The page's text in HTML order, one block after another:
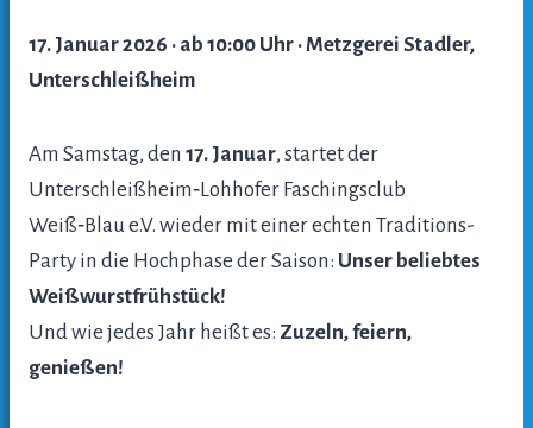
17. Januar 2026 · ab 10:00 Uhr · Metzgerei Stadler,
Unterschleißheim
Am Samstag, den 17. Januar, startet der
Unterschleißheim‑Lohhofer Faschingsclub
Weiß‑Blau e.V. wieder mit einer echten Traditions-
Party in die Hochphase der Saison: Unser beliebtes
Weißwurstfrühstück!
Und wie jedes Jahr heißt es: Zuzeln, feiern,
genießen!